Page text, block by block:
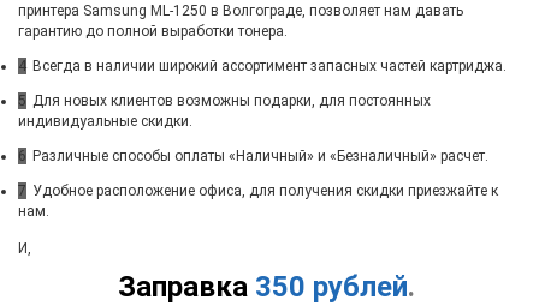
принтера Samsung ML-1250 в Волгограде, позволяет нам давать
гарантию до полной выработки тонера.
4 Всегда в наличии широкий ассортимент запасных частей картриджа.
5 Для новых клиентов возможны подарки, для постоянных
индивидуальные скидки.
6 Различные способы оплаты «Наличный» и «Безналичный» расчет.
7 Удобное расположение офиса, для получения скидки приезжайте к
нам.
Заправка 350 рублей.
И,